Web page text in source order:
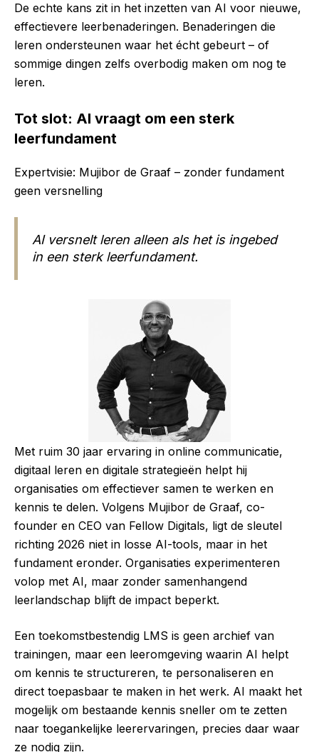
De echte kans zit in het inzetten van AI voor nieuwe,
effectievere leerbenaderingen. Benaderingen die
leren ondersteunen waar het écht gebeurt – of
sommige dingen zelfs overbodig maken om nog te
leren.
Tot slot: AI vraagt om een sterk
leerfundament
Expertvisie: Mujibor de Graaf – zonder fundament
geen versnelling
AI versnelt leren alleen als het is ingebed
in een sterk leerfundament.
Met ruim 30 jaar ervaring in online communicatie,
digitaal leren en digitale strategieën helpt hij
organisaties om effectiever samen te werken en
kennis te delen. Volgens Mujibor de Graaf, co-
founder en CEO van Fellow Digitals, ligt de sleutel
richting 2026 niet in losse AI-tools, maar in het
fundament eronder. Organisaties experimenteren
volop met AI, maar zonder samenhangend
leerlandschap blijft de impact beperkt.
Een toekomstbestendig LMS is geen archief van
trainingen, maar een leeromgeving waarin AI helpt
om kennis te structureren, te personaliseren en
direct toepasbaar te maken in het werk. AI maakt het
mogelijk om bestaande kennis sneller om te zetten
naar toegankelijke leerervaringen, precies daar waar
ze nodig zijn.